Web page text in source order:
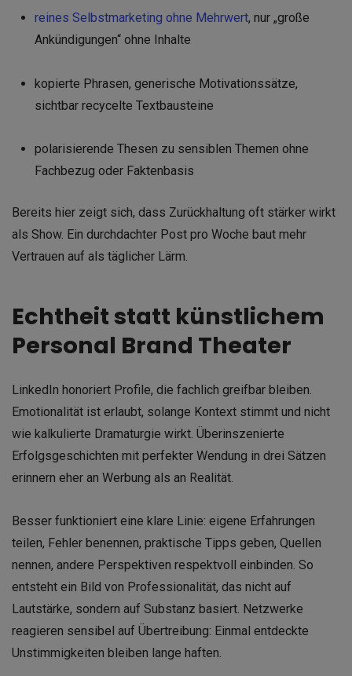
reines Selbstmarketing ohne Mehrwert, nur „große
Ankündigungen“ ohne Inhalte
kopierte Phrasen, generische Motivationssätze,
sichtbar recycelte Textbausteine
polarisierende Thesen zu sensiblen Themen ohne
Fachbezug oder Faktenbasis
Bereits hier zeigt sich, dass Zurückhaltung oft stärker wirkt
als Show. Ein durchdachter Post pro Woche baut mehr
Vertrauen auf als täglicher Lärm.
Echtheit statt künstlichem
Personal Brand Theater
LinkedIn honoriert Profile, die fachlich greifbar bleiben.
Emotionalität ist erlaubt, solange Kontext stimmt und nicht
wie kalkulierte Dramaturgie wirkt. Überinszenierte
Erfolgsgeschichten mit perfekter Wendung in drei Sätzen
erinnern eher an Werbung als an Realität.
Besser funktioniert eine klare Linie: eigene Erfahrungen
teilen, Fehler benennen, praktische Tipps geben, Quellen
nennen, andere Perspektiven respektvoll einbinden. So
entsteht ein Bild von Professionalität, das nicht auf
Lautstärke, sondern auf Substanz basiert. Netzwerke
reagieren sensibel auf Übertreibung: Einmal entdeckte
Unstimmigkeiten bleiben lange haften.